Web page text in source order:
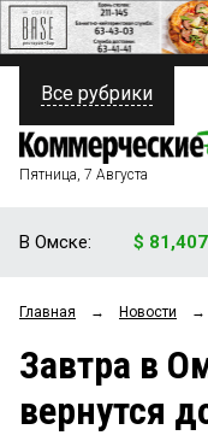
ПОЛИТИКА
ФИНАНСЫ
ОБЩЕСТВО
ЗАКОН
НОВОСТИ КОМПАНИЙ
Все рубрики
Пятница, 7 Августа
В Омске: $
Главная → Новости →
Завтра в
вернутся